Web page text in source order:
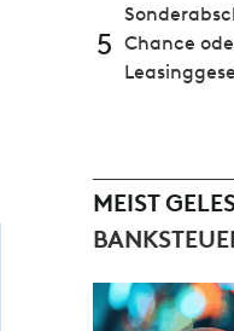
5 Chance
MEIST